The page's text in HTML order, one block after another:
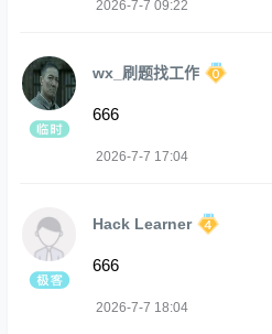
2026-7-7 09:22
wx_刷题找工作
666
2026-7-7 17:04
Hack Learner
666
2026-7-7 18:04